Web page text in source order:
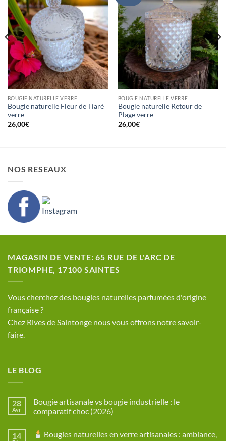
BOUGIE NATURELLE VERRE
Bougie naturelle Fleur de Tiaré
verre
26,00€
BOUGIE NATURELLE VERRE
Bougie naturelle Retour de
Plage verre
26,00€
NOS RESEAUX
MAGASIN DE VENTE: 65 RUE DE L'ARC DE
TRIOMPHE, 17100 SAINTES
​Vous cherchez des bougies naturelles parfumées d'origine
française ?
Chez Rives de Saintonge nous vous offrons notre savoir-
faire.
LE BLOG
28
Avr
Bougie artisanale vs bougie industrielle : le
comparatif choc (2026)
sur
14
Bougies naturelles en verre artisanales : ambiance,